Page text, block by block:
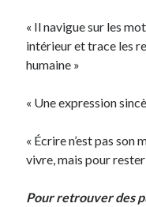
« Il navigue sur les
intérieur et trace les
humaine »
« Une expression
« Écrire n’est pas son
vivre, mais pour
Pour retrouver des